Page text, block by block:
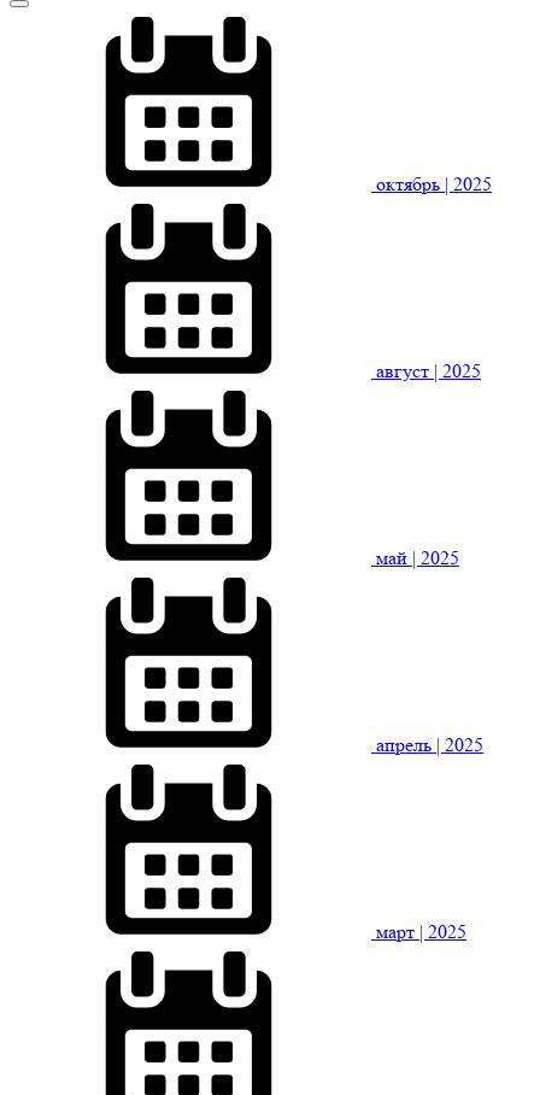
октябрь | 2025
август | 2025
май | 2025
апрель | 2025
март | 2025